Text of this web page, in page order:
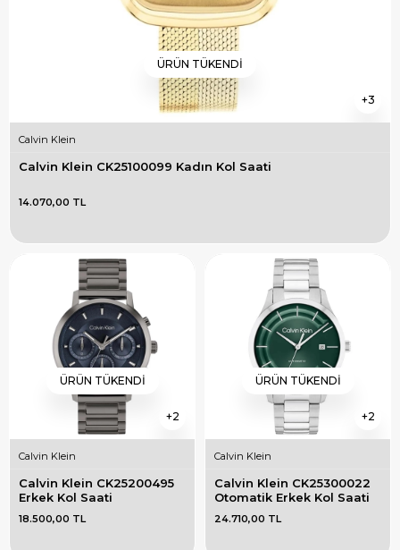
3
ÜRÜN TÜKENDI
Calvin Klein
Calvin Klein CK25100099 Kadın Kol Saati
14.070,00 TL
2
ÜRÜN TÜKENDI
Calvin Klein
Calvin Klein CK25200495
Erkek Kol Saati
18.500,00 TL
2
ÜRÜN TÜKENDI
Calvin Klein
Calvin Klein CK25300022
Otomatik Erkek Kol Saati
24.710,00 TL